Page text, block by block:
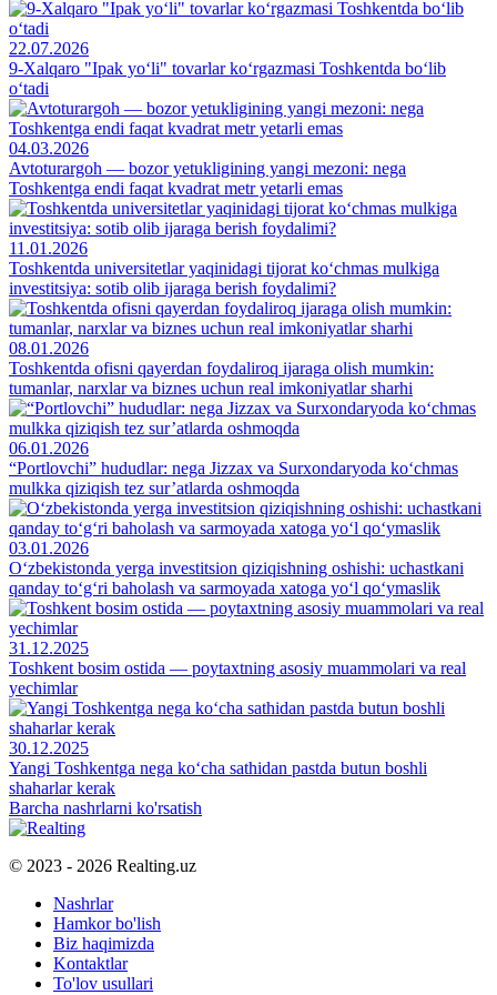
22.07.2026
9-Xalqaro "Ipak yo‘li" tovarlar ko‘rgazmasi Toshkentda bo‘lib
o‘tadi
04.03.2026
Avtoturargoh — bozor yetukligining yangi mezoni: nega
Toshkentga endi faqat kvadrat metr yetarli emas
11.01.2026
Toshkentda universitetlar yaqinidagi tijorat ko‘chmas mulkiga
investitsiya: sotib olib ijaraga berish foydalimi?
08.01.2026
Toshkentda ofisni qayerdan foydaliroq ijaraga olish mumkin:
tumanlar, narxlar va biznes uchun real imkoniyatlar sharhi
06.01.2026
“Portlovchi” hududlar: nega Jizzax va Surxondaryoda ko‘chmas
mulkka qiziqish tez sur’atlarda oshmoqda
03.01.2026
O‘zbekistonda yerga investitsion qiziqishning oshishi: uchastkani
qanday to‘g‘ri baholash va sarmoyada xatoga yo‘l qo‘ymaslik
31.12.2025
Toshkent bosim ostida — poytaxtning asosiy muammolari va real
yechimlar
30.12.2025
Yangi Toshkentga nega ko‘cha sathidan pastda butun boshli
shaharlar kerak
Barcha nashrlarni ko'rsatish
© 2023 - 2026 Realting.uz
Nashrlar
Hamkor bo'lish
Biz haqimizda
Kontaktlar
To'lov usullari